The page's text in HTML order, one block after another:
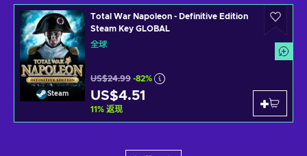
Steam
Total War Napoleon - Definitive Edition
Steam Key GLOBAL
全球
US$24.99 -82%
US$4.51
11% 返现